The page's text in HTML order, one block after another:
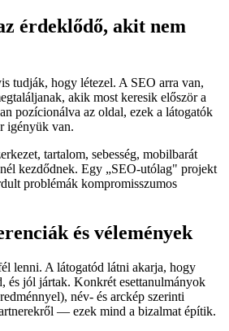
érdeklődő, akit nem
tudják, hogy létezel. A SEO arra van,
akik most keresik először a
pozícionálva az oldal, ezek a látogatók
igényük van.
tartalom, sebesség, mobilbarát
kezdődnek. Egy „SEO-utólag" projekt
problémák kompromisszumos
és vélemények
lenni. A látogatód látni akarja, hogy
és jól jártak. Konkrét esettanulmányok
név- és arckép szerinti
— ezek mind a bizalmat építik.